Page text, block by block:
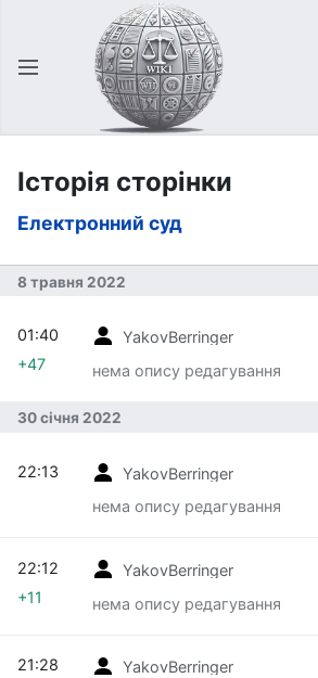
Відкрити головне меню
Історія сторінки
Електронний суд
8 травня 2022
YakovBerringer
нема опису редагування
01:40
+47
30 січня 2022
YakovBerringer
нема опису редагування
22:13
YakovBerringer
нема опису редагування
22:12
+11
YakovBerringer
21:28